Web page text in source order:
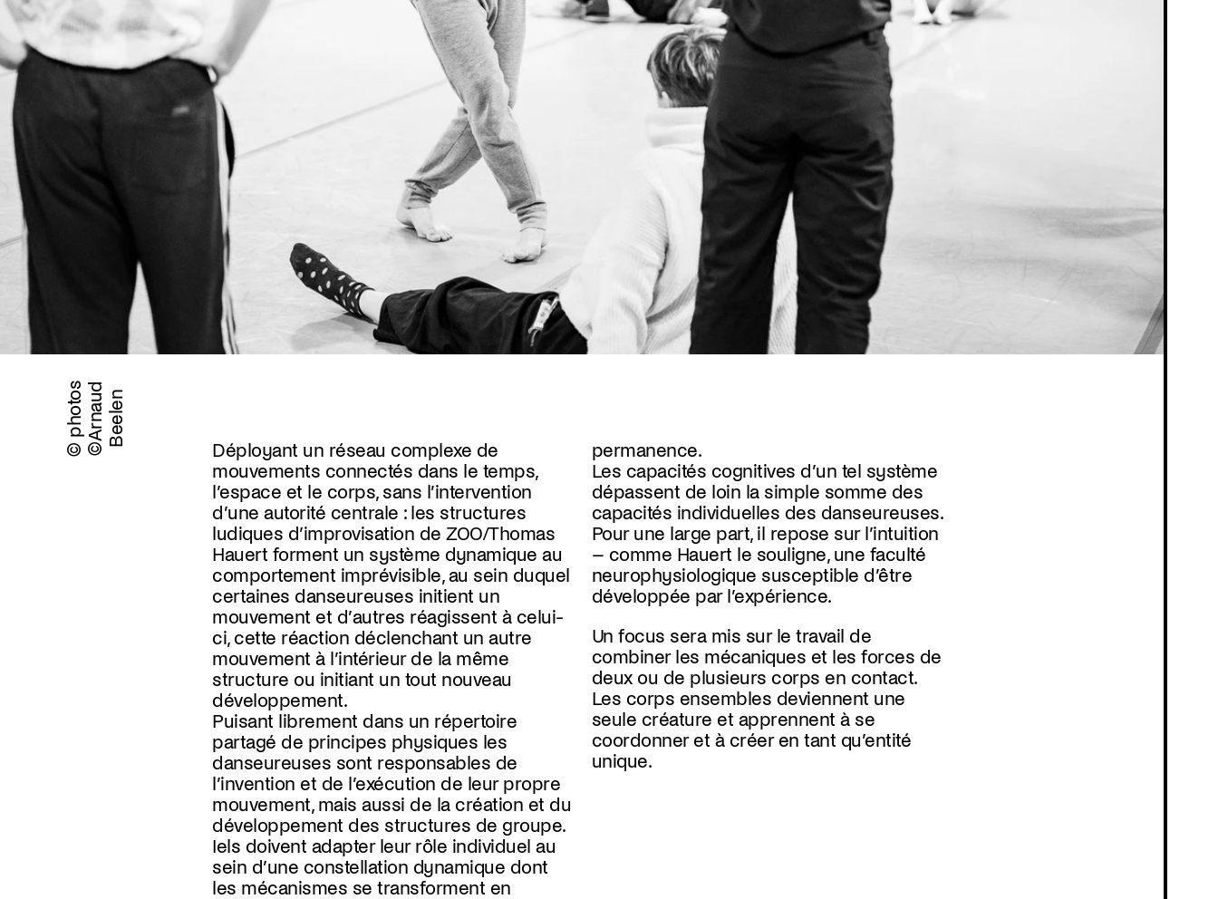
© photos©
A
r
n
a
u
d
B
e
e
l
en
Déployant un réseau complexe de
mouvements connectés dans le temps,
l’espace et le corps, sans l’intervention
d’une autorité centrale : les structures
ludiques d’improvisation de ZOO/Thomas
Hauert forment un système dynamique au
comportement imprévisible, au sein duquel
certaines danseureuses initient un
mouvement et d’autres réagissent à celui-
ci, cette réaction déclenchant un autre
mouvement à l’intérieur de la même
structure ou initiant un tout nouveau
développement.
Puisant librement dans un répertoire
partagé de principes physiques les
danseureuses sont responsables de
l’invention et de l’exécution de leur propre
mouvement, mais aussi de la création et du
développement des structures de groupe.
Iels doivent adapter leur rôle individuel au
sein d’une constellation dynamique dont
les mécanismes se transforment en
permanence.
Les capacités cognitives d’un tel système
dépassent de loin la simple somme des
capacités individuelles des danseureuses.
Pour une large part, il repose sur l’intuition
– comme Hauert le souligne, une faculté
neurophysiologique susceptible d’être
développée par l’expérience.
Un focus sera mis sur le travail de
combiner les mécaniques et les forces de
deux ou de plusieurs corps en contact.
Les corps ensembles deviennent une
seule créature et apprennent à se
coordonner et à créer en tant qu’entité
unique.